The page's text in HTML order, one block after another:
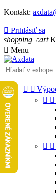
Kontakt:
 Prihlásiť sa
shopping_cart
 Menu
 
 
 